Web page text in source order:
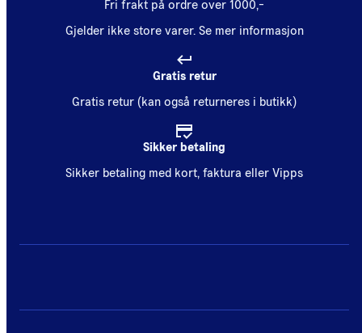
Fri frakt på ordre over 1000,-
Gjelder ikke store varer. Se mer informasjon
Gratis retur
Gratis retur (kan også returneres i butikk)
Sikker betaling
Sikker betaling med kort, faktura eller Vipps